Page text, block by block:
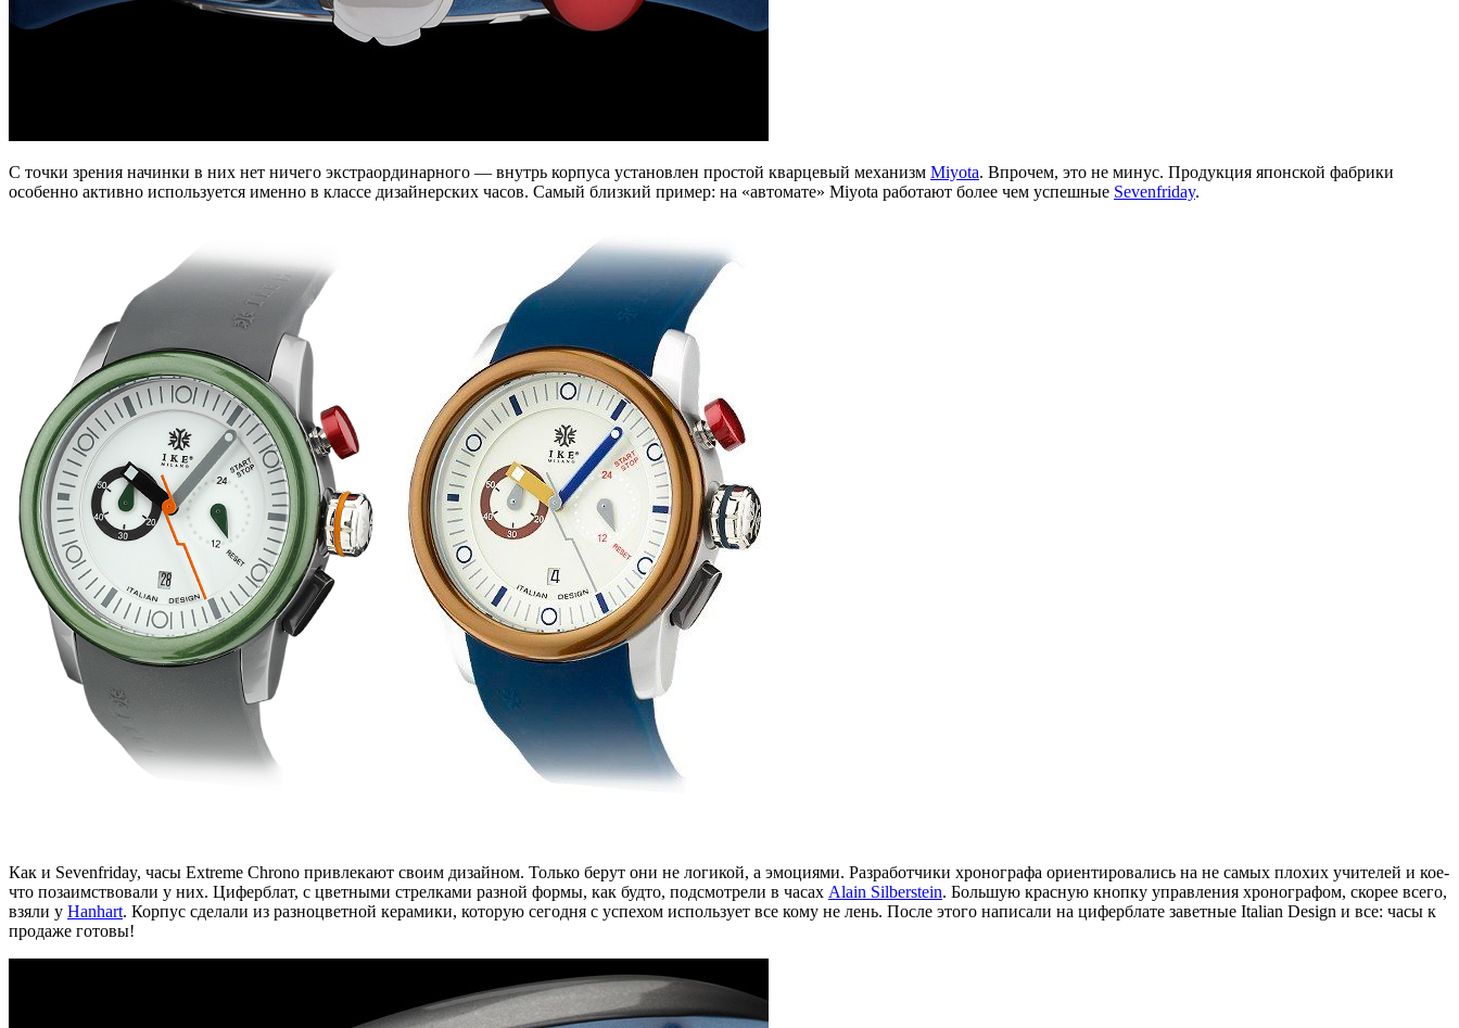
C точки зрения начинки в них нет ничего экстраординарного — внутрь корпуса установлен простой кварцевый механизм Miyota. Впрочем, это не минус. Продукция японской фабрики
особенно активно используется именно в классе дизайнерских часов. Самый близкий пример: на «автомате» Miyota работают более чем успешные Sevenfriday.
Как и Sevenfriday, часы Extreme Chrono привлекают своим дизайном. Только берут они не логикой, а эмоциями. Разработчики хронографа ориентировались на не самых плохих учителей и кое-
что позаимствовали у них. Циферблат, с цветными стрелками разной формы, как будто, подсмотрели в часах Alain Silberstein. Большую красную кнопку управления хронографом, скорее всего,
взяли у Hanhart. Корпус сделали из разноцветной керамики, которую сегодня с успехом использует все кому не лень. После этого написали на циферблате заветные Italian Design и все: часы к
продаже готовы!